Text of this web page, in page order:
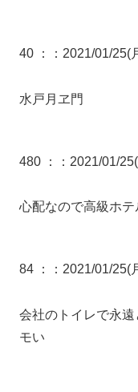
40 ： ：2021/01/
水戸月ヱ門
480 ： ：2021/01/
心配なので高級ホ
84 ： ：2021/01/
会社のトイレで永
モい